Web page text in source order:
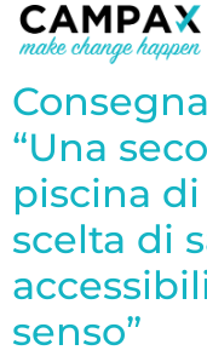
“Una
piscina
scelta di
senso”